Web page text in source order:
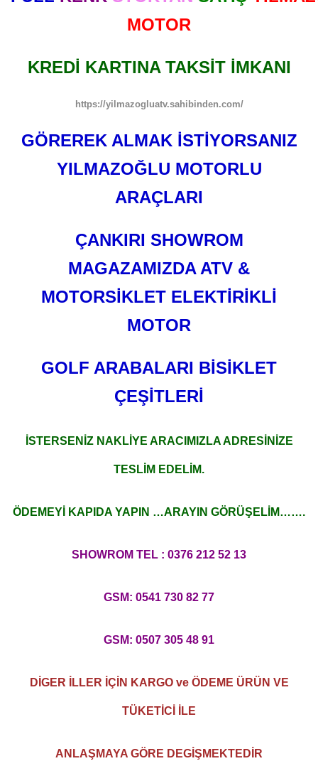
MOTOR
KREDİ KARTINA TAKSİT İMKANI
https://yilmazogluatv.sahibinden.com/
GÖREREK ALMAK İSTİYORSANIZ
YILMAZOĞLU MOTORLU
ARAÇLARI
ÇANKIRI SHOWROM
MAGAZAMIZDA ATV &
MOTORSİKLET ELEKTİRİKLİ
MOTOR
GOLF ARABALARI BİSİKLET
ÇEŞİTLERİ
İSTERSENİZ NAKLİYE ARACIMIZLA ADRESİNİZE
TESLİM EDELİM.
ÖDEMEYİ KAPIDA YAPIN …ARAYIN GÖRÜŞELİM…….
SHOWROM TEL : 0376 212 52 13
GSM: 0541 730 82 77
GSM: 0507 305 48 91
DİGER İLLER İÇİN KARGO ve ÖDEME ÜRÜN VE
TÜKETİCİ İLE
ANLAŞMAYA GÖRE DEGİŞMEKTEDİR